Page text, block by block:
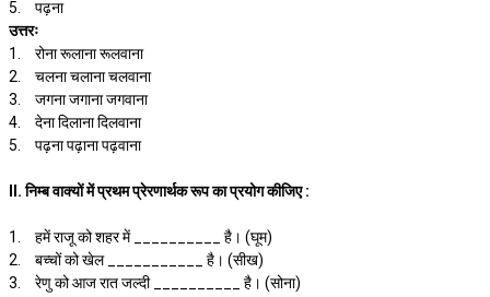
5.
पढ़ना
उत्तरः
1.
रोना रूलाना रूलवाना
2.
चलना चलाना चलवाना
3.
जगना जगाना जगवाना
4.
देना दिलाना दिलवाना
5.
पढ़ना पढ़ाना पढ़वाना
II. निम्ब वाक्यों में प्रथम प्रेरणार्थक रूप का प्रयोग कीजिए :
1.
हमें राजू को शहर में __________ है। (घूम)
2.
बच्चों को खेल ___________ है। (सीख)
3.
रेणु को आज रात जल्दी __________ है। (सोना)